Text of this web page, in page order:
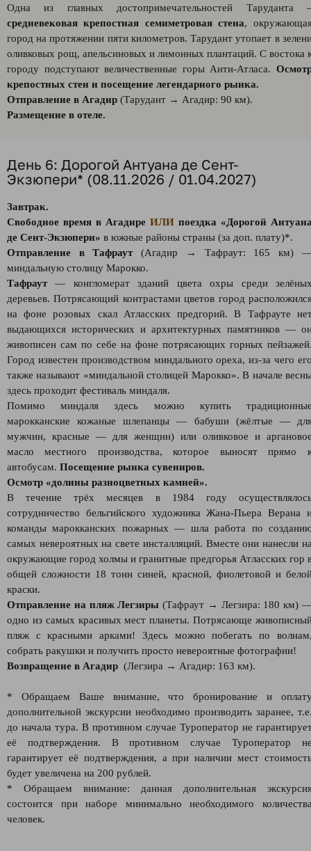
Одна из главных достопримечательностей Таруданта
средневековая крепостная семиметровая стена,
город на протяжении пяти километров. Тарудант утопает в
оливковых рощ, апельсиновых и лимонных плантаций. С востока
городу подступают величественные горы Анти-Атласа.
крепостных стен и посещение легендарного рынка.
Отправление в Агадир (Тарудант → Агадир: 90 км).
Размещение в отеле.
День 6: Дорогой Антуана де Сент-
Экзюпери* (08.11.2026 / 01.04.2027)
Завтрак.
Свободное время в Агадире ИЛИ поездка «Дорогой
де Сент-Экзюпери» в южные районы страны (за доп. плату)*.
Отправление в Тафраут(Агадир → Тафраут: 165 км)
миндальную столицу Марокко.
Тафраут— конгломерат зданий цвета охры среди
деревьев. Потрясающий контрастами цветов город
на фоне розовых скал Атласских предгорий. В Тафрауте
выдающихся исторических и архитектурных памятников —
живописен сам по себе на фоне потрясающих горных
Город известен производством миндального ореха, из-за чего
также называют «миндальной столицей Марокко». В начале
здесь проходит фестиваль миндаля.
Помимо миндаля здесь можно купить
марокканские кожаные шлепанцы — бабуши (жёлтые —
мужчин, красные — для женщин) или оливковое и
масло местного производства, которое выносят прямо
автобусам. Посещение рынка сувениров.
Осмотр «долины разноцветных камней».
В течение трёх месяцев в 1984 году
сотрудничество бельгийского художника Жана-Пьера Верана
команды марокканских пожарных — шла работа по
самых невероятных на свете инсталляций. Вместе они нанесли
окружающие город холмы и гранитные предгорья Атласских гор
общей сложности 18 тонн синей, красной, фиолетовой и
краски.
Отправление на пляж Легзиры (Тафраут → Легзира: 180 км)
одно из самых красивых мест планеты. Потрясающе
пляж с красными арками! Здесь можно побегать по
собрать ракушки и получить просто невероятные фотографии!
Возвращение в Агадир (Легзира → Агадир: 163 км).
* Обращаем Ваше внимание, что бронирование и
дополнительной экскурсии необходимо производить заранее,
до начала тура. В противном случае Туроператор не
её подтверждения. В противном случае Туроператор
гарантирует её подтверждения, а при наличии мест
будет увеличена на 200 рублей.
* Обращаем внимание: данная дополнительная
состоится при наборе минимально необходимого
человек.